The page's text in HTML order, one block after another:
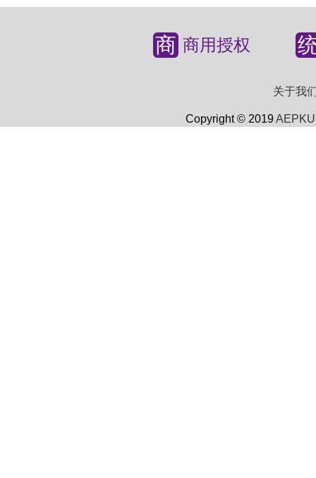
商 商用授权
关于我
Copyright © 2019